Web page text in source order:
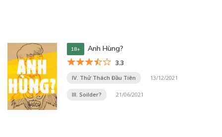
18+ Anh Hùng?
3.3
IV. Thử Thách Đầu Tiên 13/12/2021
III. Soilder? 21/06/2021